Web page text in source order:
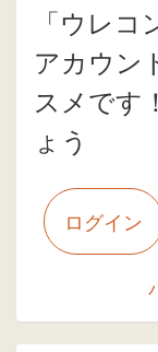
「ウレコ
アカウン
スメです
ょう
ログイン